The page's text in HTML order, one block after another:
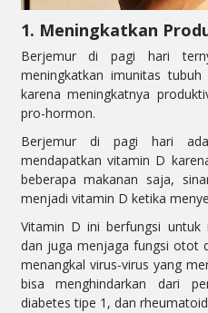
1. Meningkatkan
Berjemur di pagi hari
meningkatkan imunitas
karena meningkatnya
pro-hormon.
Berjemur di pagi hari
mendapatkan vitamin D
beberapa makanan saja,
menjadi vitamin D ketika
Vitamin D ini berfungsi untuk
dan juga menjaga fungsi otot
menangkal virus-virus yang
bisa menghindarkan dari
diabetes tipe 1, dan